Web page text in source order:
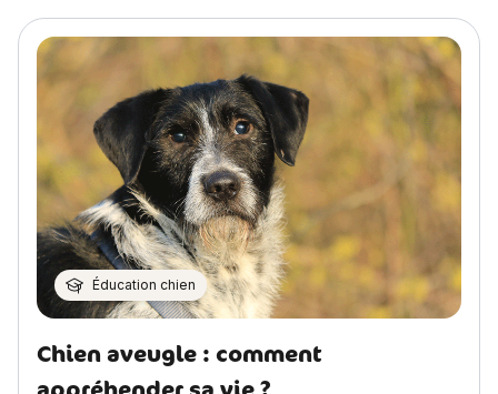
Éducation chien
Chien aveugle : comment